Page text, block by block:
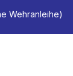
Wehranleihe)